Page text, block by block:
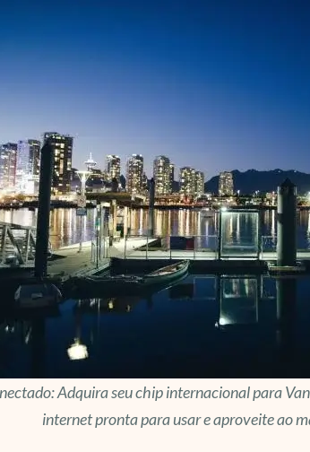
Adquira seu chip internacional para
internet pronta para usar e aproveite ao